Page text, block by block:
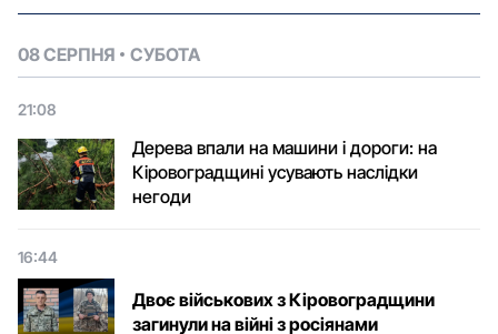
08 СЕРПНЯ СУБОТА
21:08
Дерева впали на машини і дороги: на
Кіровоградщині усувають наслідки
негоди
16:44
Двоє військових з Кіровоградщини
загинули на війні з росіянами